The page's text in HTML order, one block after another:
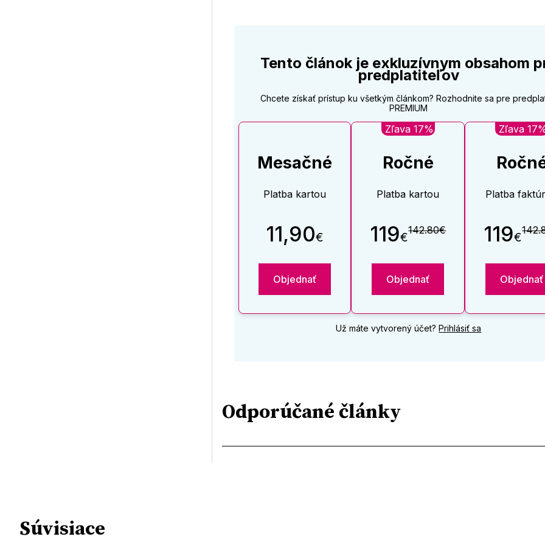
Tento článok je exkluzívnym obsahom
predplatiteľov
Chcete získať prístup ku všetkým článkom? Rozhodnite sa pre
PREMIUM
Mesačné
Platba kartou
11,90€
Objednať
Zľava 17%
Ročné
Platba kartou
119€142.80€
Objednať
Zľava
Platba
119€
Objednať
Už máte vytvorený účet?Prihlásiť sa
Odporúčané články
Súvisiace